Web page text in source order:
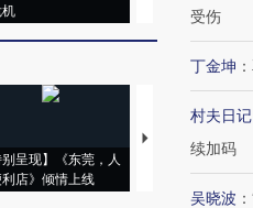
机
心“花钱找虐”？
别呈现】《东莞，人
店》倾情上线
【推广】走进第四
会，让数智科技“
受伤
丁金坤 ：
村夫日记
续加码
吴晓波 ：